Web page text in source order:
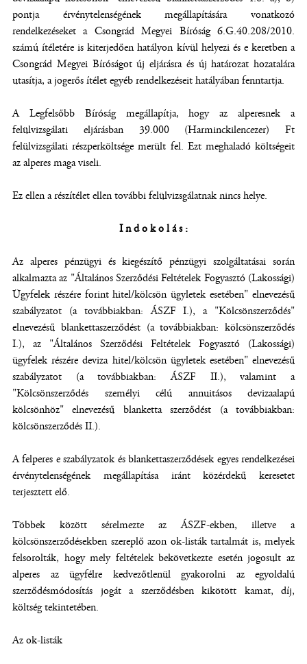
pontja érvénytelenségének megállapítására vonatkozó
rendelkezéseket a Csongrád Megyei Bíróság 6.G.40.208/2010.
számú ítéletére is kiterjedően hatályon kívül helyezi és e keretben a
Csongrád Megyei Bíróságot új eljárásra és új határozat hozatalára
utasítja, a jogerős ítélet egyéb rendelkezéseit hatályában fenntartja.
A Legfelsőbb Bíróság megállapítja, hogy az alperesnek a
felülvizsgálati eljárásban 39.000 (Harminckilencezer) Ft
felülvizsgálati részperköltsége merült fel. Ezt meghaladó költségeit
az alperes maga viseli.
Ez ellen a részítélet ellen további felülvizsgálatnak nincs helye.
I n d o k o l á s :
Az alperes pénzügyi és kiegészítő pénzügyi szolgáltatásai során
alkalmazta az "Általános Szerződési Feltételek Fogyasztó (Lakossági)
Ügyfelek részére forint hitel/kölcsön ügyletek esetében" elnevezésű
szabályzatot (a továbbiakban: ÁSZF I.), a "Kölcsönszerződés"
elnevezésű blankettaszerződést (a továbbiakban: kölcsönszerződés
I.), az "Általános Szerződési Feltételek Fogyasztó (Lakossági)
ügyfelek részére deviza hitel/kölcsön ügyletek esetében" elnevezésű
szabályzatot (a továbbiakban: ÁSZF II.), valamint a
"Kölcsönszerződés személyi célú annuitásos devizaalapú
kölcsönhöz" elnevezésű blanketta szerződést (a továbbiakban:
kölcsönszerződés II.).
A felperes e szabályzatok és blankettaszerződések egyes rendelkezései
érvénytelenségének megállapítása iránt közérdekű keresetet
terjesztett elő.
Többek között sérelmezte az ÁSZF-ekben, illetve a
kölcsönszerződésekben szereplő azon ok-listák tartalmát is, melyek
felsorolták, hogy mely feltételek bekövetkezte esetén jogosult az
alperes az ügyfélre kedvezőtlenül gyakorolni az egyoldalú
szerződésmódosítás jogát a szerződésben kikötött kamat, díj,
költség tekintetében.
Az ok-listák